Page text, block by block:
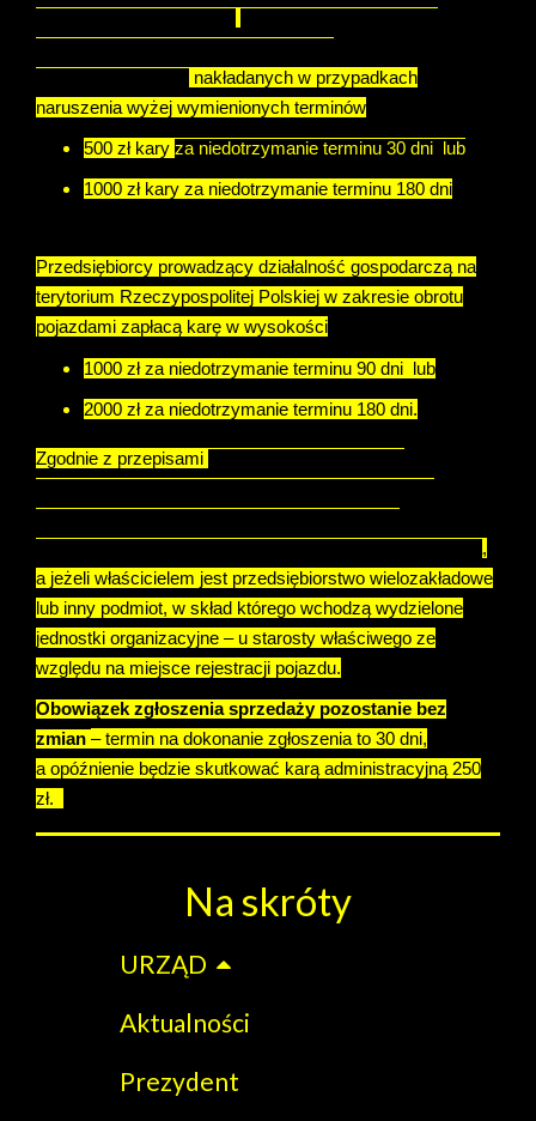
nakładanych w przypadkach
naruszenia wyżej wymienionych terminów
500 zł kary za niedotrzymanie terminu 30 dni lub
1000 zł kary za niedotrzymanie terminu 180 dni
Przedsiębiorcy prowadzący działalność gospodarczą na
terytorium Rzeczypospolitej Polskiej w zakresie obrotu
pojazdami zapłacą karę w wysokości
1000 zł za niedotrzymanie terminu 90 dni lub
2000 zł za niedotrzymanie terminu 180 dni.
Zgodnie z przepisami
,
a jeżeli właścicielem jest przedsiębiorstwo wielozakładowe
lub inny podmiot, w skład którego wchodzą wydzielone
jednostki organizacyjne – u starosty właściwego ze
względu na miejsce rejestracji pojazdu.
Obowiązek zgłoszenia sprzedaży pozostanie bez
zmian – termin na dokonanie zgłoszenia to 30 dni,
a opóźnienie będzie skutkować karą administracyjną 250
zł.
Na skróty
URZĄD
Aktualności
Prezydent